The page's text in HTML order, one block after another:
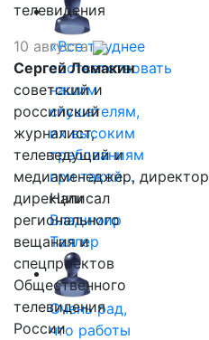
«Все труднее
соответствовать
нашим
слушателям,
их высоким
требованиям
при такой…
Написал
Владимир
Таллер
Очень рад,
что работы
телевидения
10 августа
Сергей Ломакин
советский и
российский
журналист,
телеведущий и
медиаменеджер, директор
дирекции
регионального
вещания и
спецпроектов
Общественного
телевидения
России